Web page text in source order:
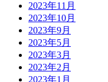
2023年11月
2023年10月
2023年9月
2023年5月
2023年3月
2023年2月
2023年1月